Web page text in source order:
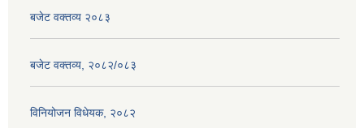
बजेट वक्तव्य २०८३
बजेट वक्तव्य, २०८२/०८३
विनियोजन विधेयक, २०८२